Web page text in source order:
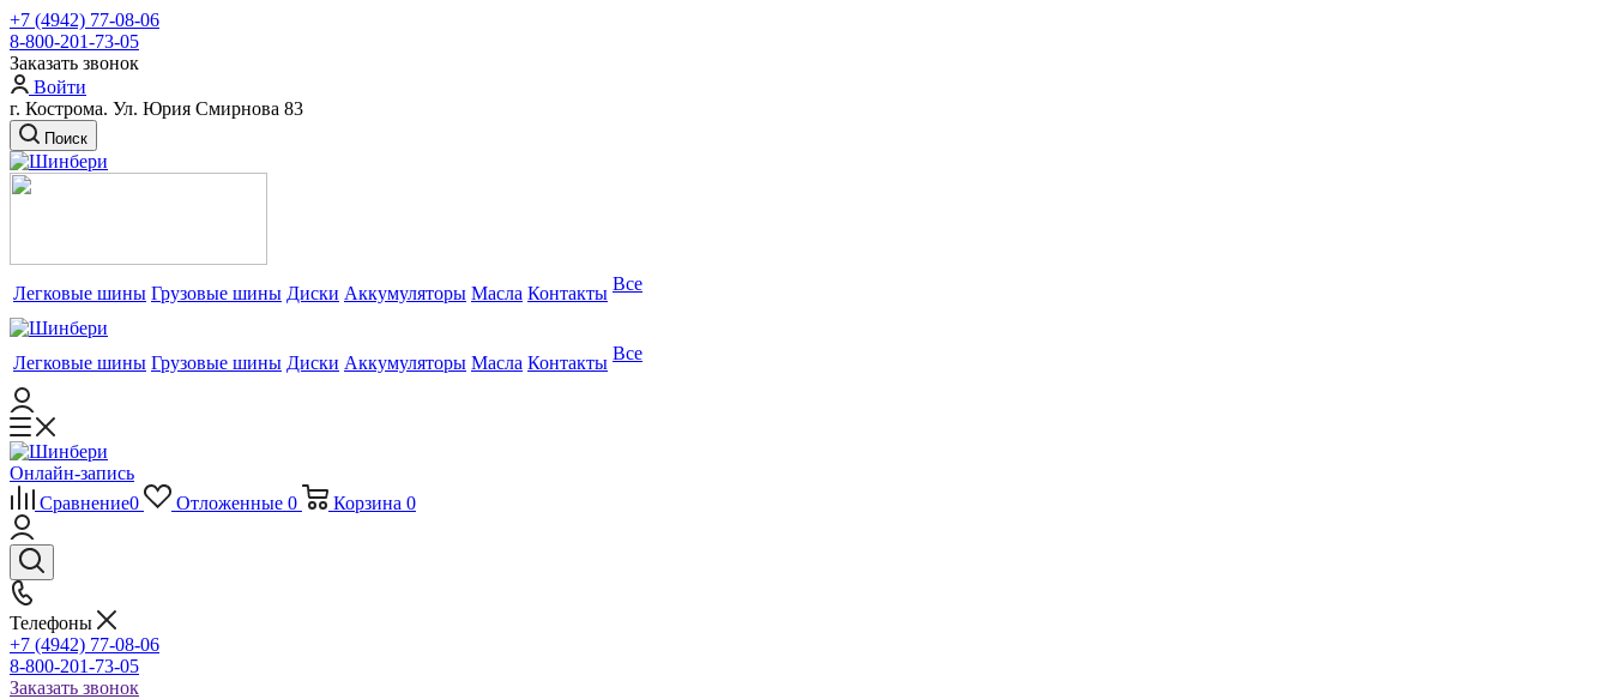
+7 (4942) 77-08-06
8-800-201-73-05
Заказать звонок
Войти
г. Кострома. Ул. Юрия Смирнова 83
Поиск
Легковые шины Грузовые шины Диски Аккумуляторы Масла Контакты Все
Легковые шины Грузовые шины Диски Аккумуляторы Масла Контакты Все
Онлайн-запись
Сравнение0 Отложенные 0 Корзина 0
Телефоны
+7 (4942) 77-08-06
8-800-201-73-05
Заказать звонок